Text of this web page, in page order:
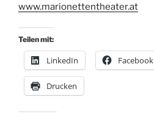
www.marionettentheater.at
Teilen mit:
LinkedIn Facebook
Drucken